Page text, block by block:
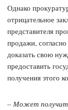
Однако
отрицательное
представителя
продажи,
доказать свою
предоставить
получения этого
– Может